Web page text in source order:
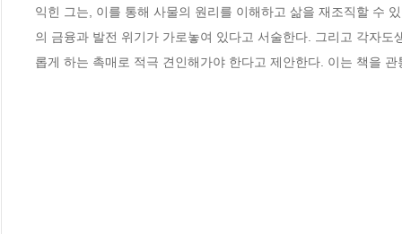
익힌 그는, 이를 통해 사물의 원리를 이해하고 삶을 재조직할 수
의 금융과 발전 위기가 가로놓여 있다고 서술한다. 그리고 각자
롭게 하는 촉매로 적극 견인해가야 한다고 제안한다. 이는 책을